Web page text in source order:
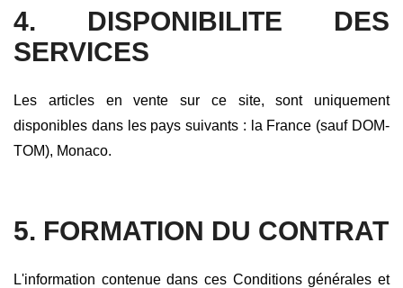
4. DISPONIBILITE DES
SERVICES
Les articles en vente sur ce site, sont uniquement
disponibles dans les pays suivants : la France (sauf DOM-
TOM), Monaco.
5. FORMATION DU CONTRAT
L'information contenue dans ces Conditions générales et